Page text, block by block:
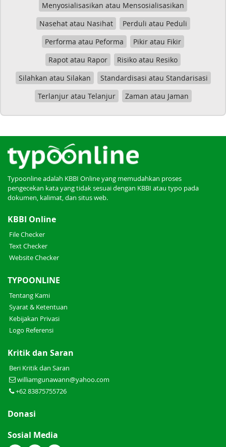
Menyosialisasikan atau Mensosialisasikan
Nasehat atau Nasihat
Perduli atau Peduli
Performa atau Peforma
Pikir atau Fikir
Rapot atau Rapor
Risiko atau Resiko
Silahkan atau Silakan
Standardisasi atau Standarisasi
Terlanjur atau Telanjur
Zaman atau Jaman
Typoonline adalah KBBI Online yang memudahkan proses
pengecekan kata yang tidak sesuai dengan KBBI atau typo pada
dokumen, kalimat, dan situs web.
KBBI Online
File Checker
Text Checker
Website Checker
TYPOONLINE
Tentang Kami
Syarat & Ketentuan
Kebijakan Privasi
Logo Referensi
Kritik dan Saran
Beri Kritik dan Saran
williamgunawann@yahoo.com
+62 83875755726
Donasi
Sosial Media